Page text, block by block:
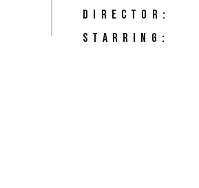
DIRECTOR:
STARRING: